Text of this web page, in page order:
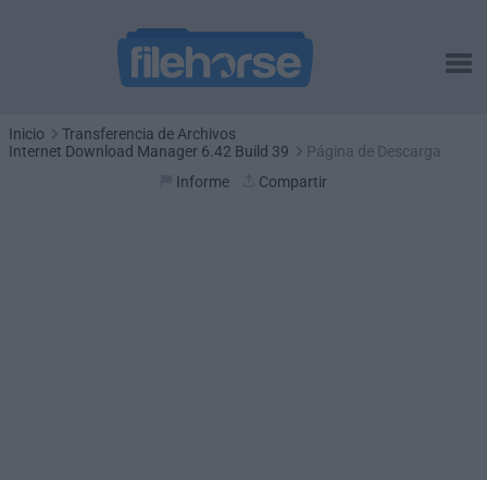
Inicio
Transferencia de Archivos
Internet Download Manager 6.42 Build 39
Página de Descarga
Informe
Compartir